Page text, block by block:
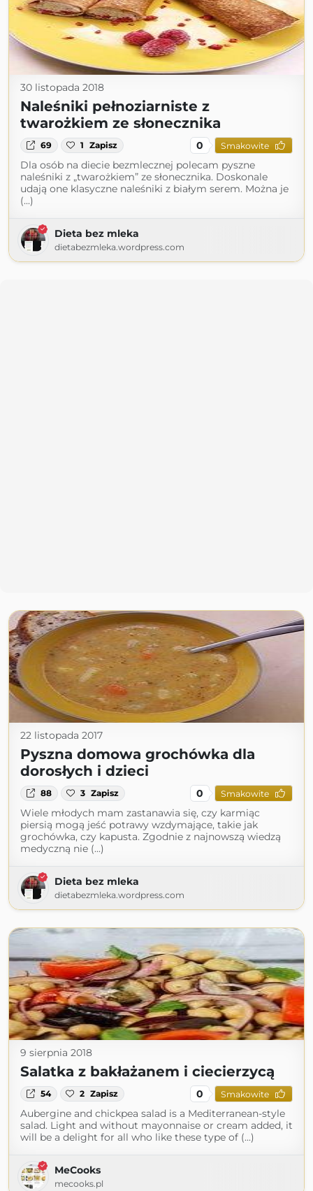
30 listopada 2018
Naleśniki pełnoziarniste z
twarożkiem ze słonecznika
69 1 Zapisz 0 Smakowite
Dla osób na diecie bezmlecznej polecam pyszne
naleśniki z „twarożkiem” ze słonecznika. Doskonale
udają one klasyczne naleśniki z białym serem. Można je
(...)
Dieta bez mleka
dietabezmleka.wordpress.com
22 listopada 2017
Pyszna domowa grochówka dla
dorosłych i dzieci
88 3 Zapisz 0 Smakowite
Wiele młodych mam zastanawia się, czy karmiąc
piersią mogą jeść potrawy wzdymające, takie jak
grochówka, czy kapusta. Zgodnie z najnowszą wiedzą
medyczną nie (...)
Dieta bez mleka
dietabezmleka.wordpress.com
9 sierpnia 2018
Salatka z bakłażanem i ciecierzycą
54 2 Zapisz 0 Smakowite
Aubergine and chickpea salad is a Mediterranean-style
salad. Light and without mayonnaise or cream added, it
will be a delight for all who like these type of (...)
MeCooks
mecooks.pl